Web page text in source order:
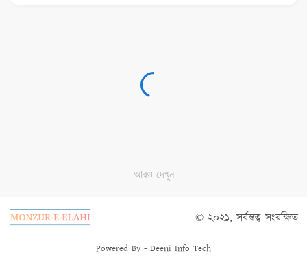
আরও দেখুন
© ২০২১, সর্বস্বত্ব সংরক্ষিত
Powered By - Deeni Info Tech